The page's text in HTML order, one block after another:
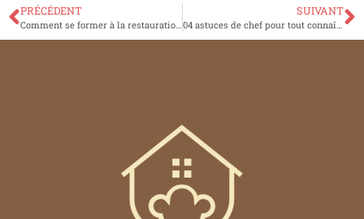
PRÉCÉDENT
Comment se former à la restauration ?
SUIVANT
04 astuces de chef pour tout connaître en cuisine